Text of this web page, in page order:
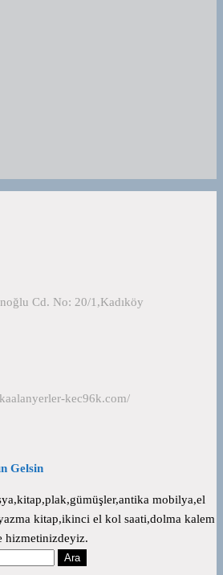
Cd. No: 20/1,Kadıköy
kec96k.com/
Gelsin
mobilya,el
kitap,ikinci el kol saati,dolma kalem
hizmetinizdeyiz.